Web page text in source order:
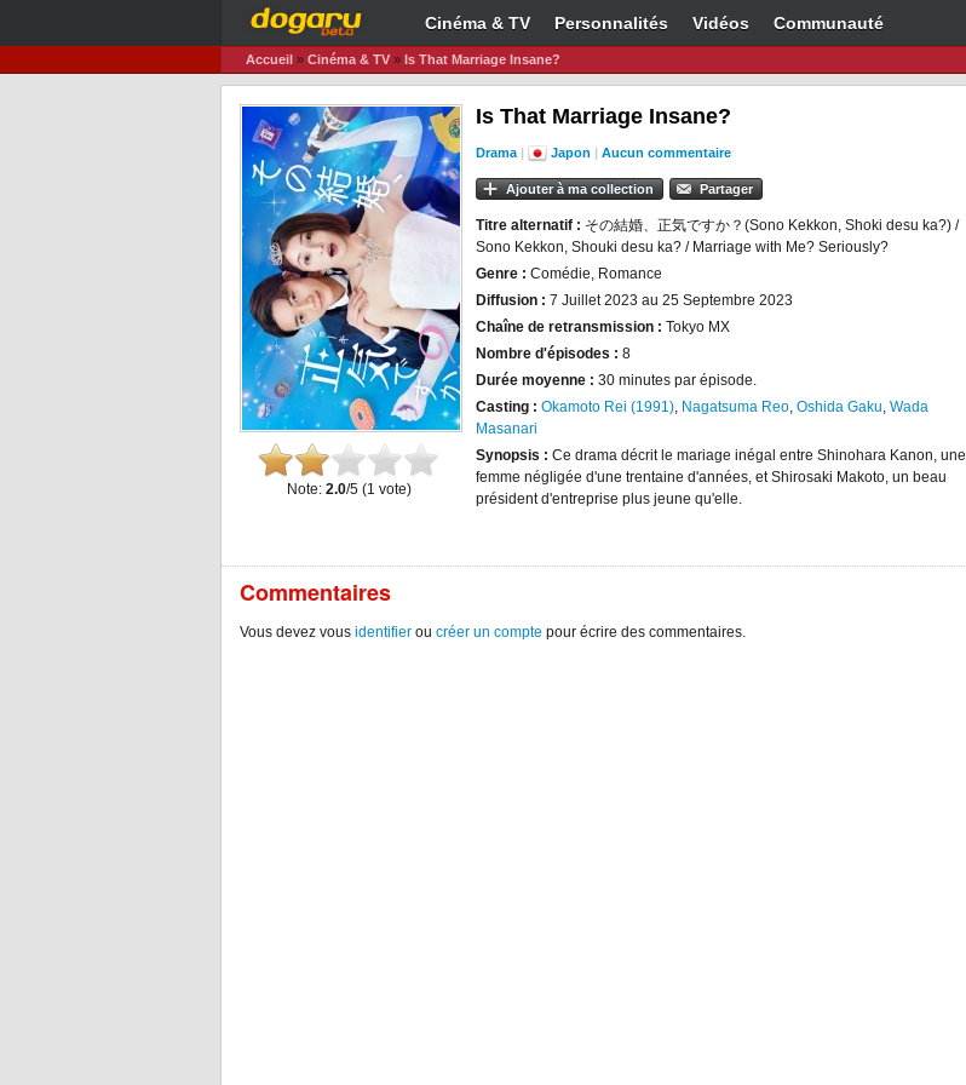
Cinéma & TV Personnalités Vidéos Communauté
Accueil » Cinéma & TV » Is That Marriage Insane?
Note: 2.0/5 (1 vote)
Is That Marriage Insane?
Drama | Japon | Aucun commentaire
Ajouter à ma collection Partager
Titre alternatif : その結婚、正気ですか？(Sono Kekkon, Shoki desu ka?) /
Sono Kekkon, Shouki desu ka? / Marriage with Me? Seriously?
Genre : Comédie, Romance
Diffusion : 7 Juillet 2023 au 25 Septembre 2023
Chaîne de retransmission : Tokyo MX
Nombre d'épisodes : 8
Durée moyenne : 30 minutes par épisode.
Casting : Okamoto Rei (1991), Nagatsuma Reo, Oshida Gaku, Wada
Masanari
Synopsis : Ce drama décrit le mariage inégal entre Shinohara Kanon, une
femme négligée d'une trentaine d'années, et Shirosaki Makoto, un beau
président d'entreprise plus jeune qu'elle.
Commentaires
Vous devez vous identifier ou créer un compte pour écrire des commentaires.